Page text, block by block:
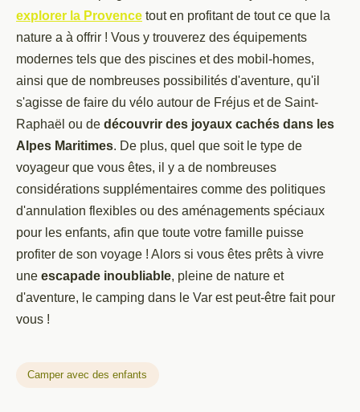
explorer la Provence tout en profitant de tout ce que la
nature a à offrir ! Vous y trouverez des équipements
modernes tels que des piscines et des mobil-homes,
ainsi que de nombreuses possibilités d'aventure, qu'il
s'agisse de faire du vélo autour de Fréjus et de Saint-
Raphaël ou de découvrir des joyaux cachés dans les
Alpes Maritimes. De plus, quel que soit le type de
voyageur que vous êtes, il y a de nombreuses
considérations supplémentaires comme des politiques
d'annulation flexibles ou des aménagements spéciaux
pour les enfants, afin que toute votre famille puisse
profiter de son voyage ! Alors si vous êtes prêts à vivre
une escapade inoubliable, pleine de nature et
d'aventure, le camping dans le Var est peut-être fait pour
vous !
Camper avec des enfants